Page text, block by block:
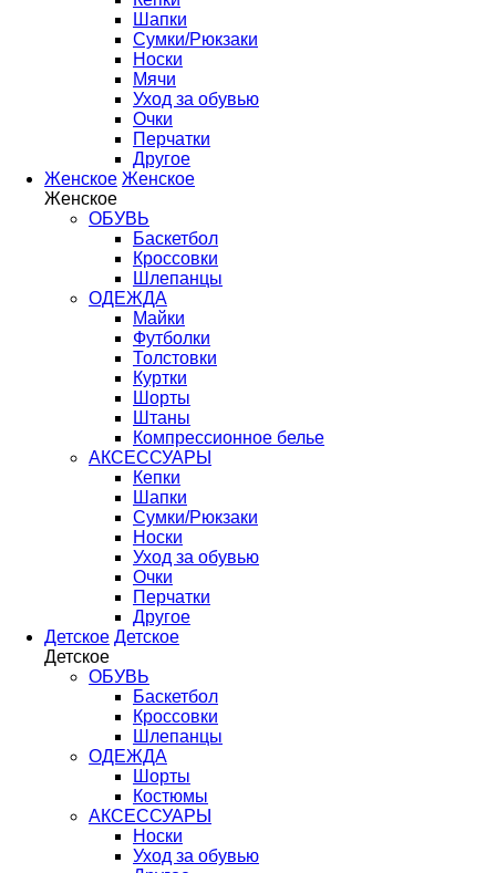
Шапки
Сумки/Рюкзаки
Носки
Мячи
Уход за обувью
Очки
Перчатки
Другое
Женское Женское
Женское
ОБУВЬ
Баскетбол
Кроссовки
Шлепанцы
ОДЕЖДА
Майки
Футболки
Толстовки
Куртки
Шорты
Штаны
Компрессионное белье
АКСЕССУАРЫ
Кепки
Шапки
Сумки/Рюкзаки
Носки
Уход за обувью
Очки
Перчатки
Другое
Детское Детское
Детское
ОБУВЬ
Баскетбол
Кроссовки
Шлепанцы
ОДЕЖДА
Шорты
Костюмы
АКСЕССУАРЫ
Носки
Уход за обувью